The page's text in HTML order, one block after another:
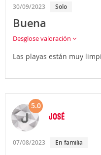
30/09/2023 Solo
Buena
Desglose valoración
Las playas están muy
5.0
JOSÉ
07/08/2023 En familia